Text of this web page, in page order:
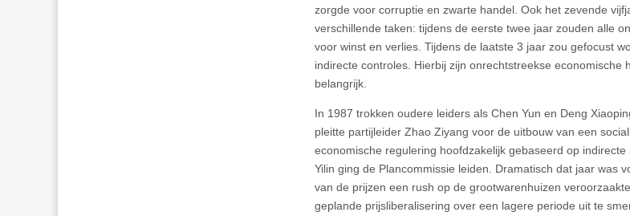
zorgde voor corruptie en zwarte handel. Ook het zevende
verschillende taken: tijdens de eerste twee jaar zouden alle
voor winst en verlies. Tijdens de laatste 3 jaar zou gefocust
indirecte controles. Hierbij zijn onrechtstreekse economische
belangrijk.
In 1987 trokken oudere leiders als Chen Yun en Deng
pleitte partijleider Zhao Ziyang voor de uitbouw van een
economische regulering hoofdzakelijk gebaseerd op
Yilin ging de Plancommissie leiden. Dramatisch dat jaar was
van de prijzen een rush op de grootwarenhuizen
geplande prijsliberalisering over een lagere periode uit te